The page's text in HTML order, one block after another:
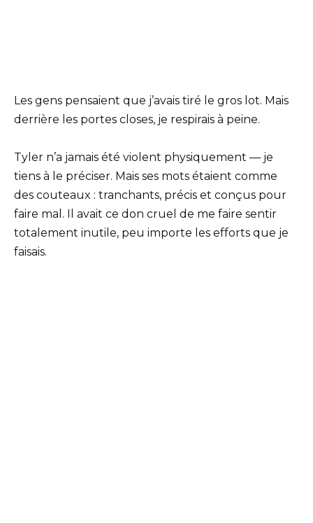
Les gens pensaient que j’avais tiré le gros lot. Mais
derrière les portes closes, je respirais à peine.
Tyler n’a jamais été violent physiquement — je
tiens à le préciser. Mais ses mots étaient comme
des couteaux : tranchants, précis et conçus pour
faire mal. Il avait ce don cruel de me faire sentir
totalement inutile, peu importe les efforts que je
faisais.